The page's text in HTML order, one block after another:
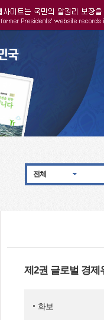
전체
제2권 글로벌 경제
화보